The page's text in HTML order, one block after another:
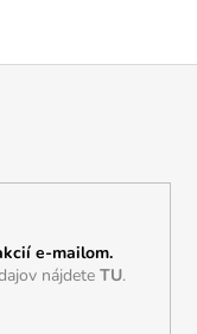
e-mailom.
nájdete TU.